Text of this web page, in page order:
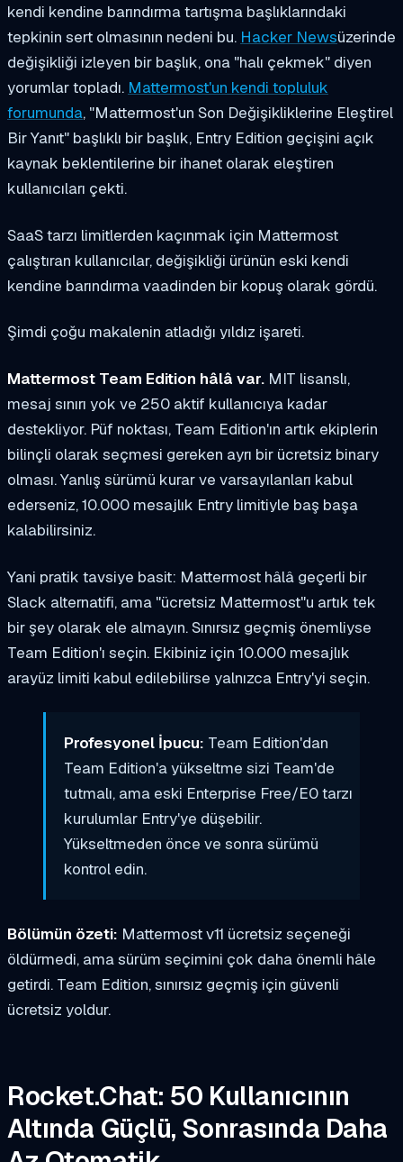
kendi kendine barındırma tartışma başlıklarındaki
tepkinin sert olmasının nedeni bu. Hacker Newsüzerinde
değişikliği izleyen bir başlık, ona "halı çekmek" diyen
yorumlar topladı. Mattermost'un kendi topluluk
forumunda, "Mattermost'un Son Değişikliklerine Eleştirel
Bir Yanıt" başlıklı bir başlık, Entry Edition geçişini açık
kaynak beklentilerine bir ihanet olarak eleştiren
kullanıcıları çekti.
SaaS tarzı limitlerden kaçınmak için Mattermost
çalıştıran kullanıcılar, değişikliği ürünün eski kendi
kendine barındırma vaadinden bir kopuş olarak gördü.
Şimdi çoğu makalenin atladığı yıldız işareti.
Mattermost Team Edition hâlâ var. MIT lisanslı,
mesaj sınırı yok ve 250 aktif kullanıcıya kadar
destekliyor. Püf noktası, Team Edition'ın artık ekiplerin
bilinçli olarak seçmesi gereken ayrı bir ücretsiz binary
olması. Yanlış sürümü kurar ve varsayılanları kabul
ederseniz, 10.000 mesajlık Entry limitiyle baş başa
kalabilirsiniz.
Yani pratik tavsiye basit: Mattermost hâlâ geçerli bir
Slack alternatifi, ama "ücretsiz Mattermost"u artık tek
bir şey olarak ele almayın. Sınırsız geçmiş önemliyse
Team Edition'ı seçin. Ekibiniz için 10.000 mesajlık
arayüz limiti kabul edilebilirse yalnızca Entry'yi seçin.
Profesyonel İpucu: Team Edition'dan
Team Edition'a yükseltme sizi Team'de
tutmalı, ama eski Enterprise Free/E0 tarzı
kurulumlar Entry'ye düşebilir.
Yükseltmeden önce ve sonra sürümü
kontrol edin.
Bölümün özeti: Mattermost v11 ücretsiz seçeneği
öldürmedi, ama sürüm seçimini çok daha önemli hâle
getirdi. Team Edition, sınırsız geçmiş için güvenli
ücretsiz yoldur.
Rocket.Chat: 50 Kullanıcının
Altında Güçlü, Sonrasında Daha